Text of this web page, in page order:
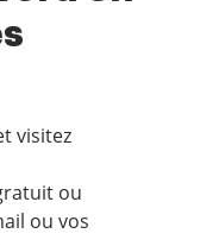
visitez
ou
ou vos